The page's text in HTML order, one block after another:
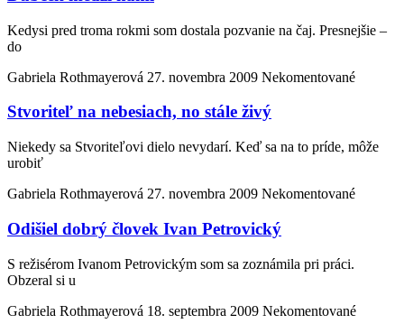
Kedysi pred troma rokmi som dostala pozvanie na čaj. Presnejšie –
do
Gabriela Rothmayerová 27. novembra 2009 Nekomentované
Stvoriteľ na nebesiach, no stále živý
Niekedy sa Stvoriteľovi dielo nevydarí. Keď sa na to príde, môže
urobiť
Gabriela Rothmayerová 27. novembra 2009 Nekomentované
Odišiel dobrý človek Ivan Petrovický
S režisérom Ivanom Petrovickým som sa zoznámila pri práci.
Obzeral si u
Gabriela Rothmayerová 18. septembra 2009 Nekomentované